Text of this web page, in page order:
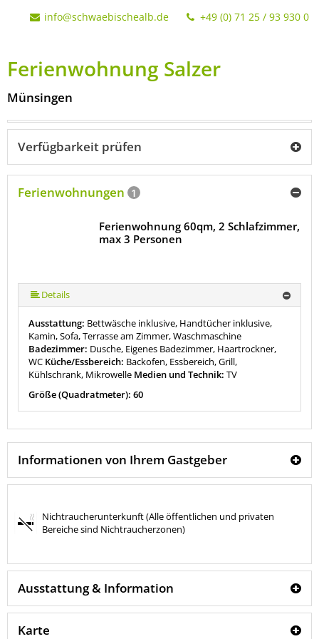
info@schwaebischealb.de +49 (0) 71 25 / 93 930 0
Ferienwohnung Salzer
Münsingen
Verfügbarkeit prüfen
Ferienwohnungen 1
Ferienwohnung 60qm, 2 Schlafzimmer,
max 3 Personen
Details
Ausstattung: Bettwäsche inklusive, Handtücher inklusive,
Kamin, Sofa, Terrasse am Zimmer, Waschmaschine
Badezimmer: Dusche, Eigenes Badezimmer, Haartrockner,
WC Küche/Essbereich: Backofen, Essbereich, Grill,
Kühlschrank, Mikrowelle Medien und Technik: TV
Größe (Quadratmeter): 60
Informationen von Ihrem Gastgeber
Nichtraucherunterkunft (Alle öffentlichen und privaten
Bereiche sind Nichtraucherzonen)
Ausstattung & Information
Karte